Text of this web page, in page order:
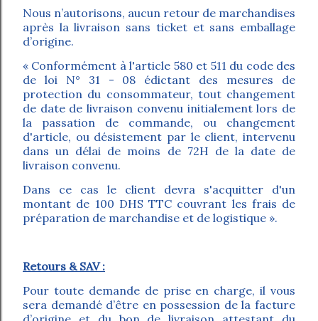
Nous n’autorisons, aucun retour de marchandises
après la livraison sans ticket et sans emballage
d’origine.
« Conformément à l'article 580 et 511 du code des
de loi N° 31 - 08 édictant des mesures de
protection du consommateur, tout changement
de date de livraison convenu initialement lors de
la passation de commande, ou changement
d'article, ou désistement par le client, intervenu
dans un délai de moins de 72H de la date de
livraison convenu.
Dans ce cas le client devra s'acquitter d'un
montant de 100 DHS TTC couvrant les frais de
préparation de marchandise et de logistique ».
Retours & SAV :
Pour toute demande de prise en charge, il vous
sera demandé d’être en possession de la facture